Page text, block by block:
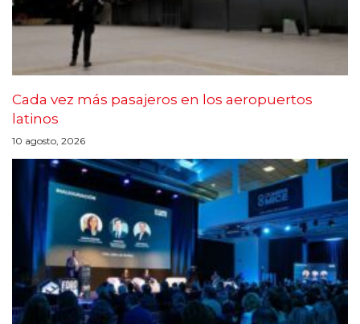
Cada vez más pasajeros en los aeropuertos
latinos
10 agosto, 2026